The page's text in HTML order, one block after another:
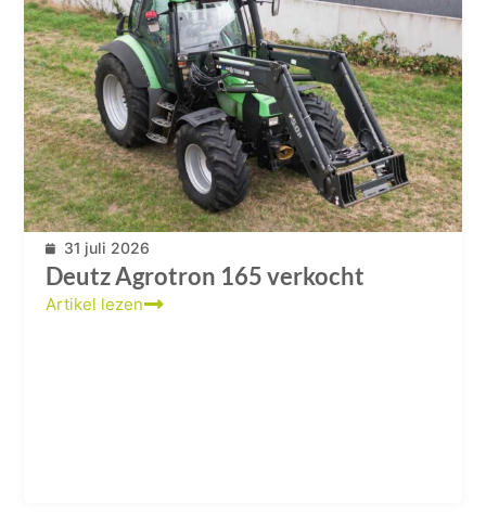
31 juli 2026
Deutz Agrotron 165 verkocht
Artikel lezen